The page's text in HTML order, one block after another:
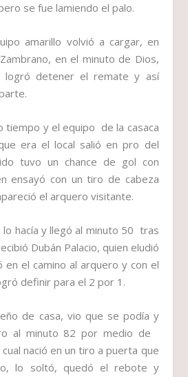
se fue lamiendo el palo.
amarillo volvió a cargar, en
en el minuto de Dios,
logró detener el remate y así
tiempo y el equipo de la casaca
era el local salió en pro del
tuvo un chance de gol con
ensayó con un tiro de cabeza
el arquero visitante.
hacía y llegó al minuto 50 tras
Dubán Palacio, quien eludió
en el camino al arquero y con el
definir para el 2 por 1.
de casa, vio que se podía y
al minuto 82 por medio de
nació en un tiro a puerta que
lo soltó, quedó el rebote y